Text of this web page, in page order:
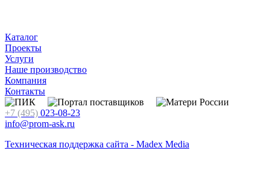
Каталог
Проекты
Услуги
Наше производство
Компания
Контакты
+7 (495) 023-08-23
info@prom-ask.ru
Техническая поддержка сайта - Madex Media